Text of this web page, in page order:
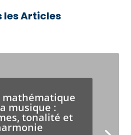
les Articles
mathématique
musique :
tonalité et